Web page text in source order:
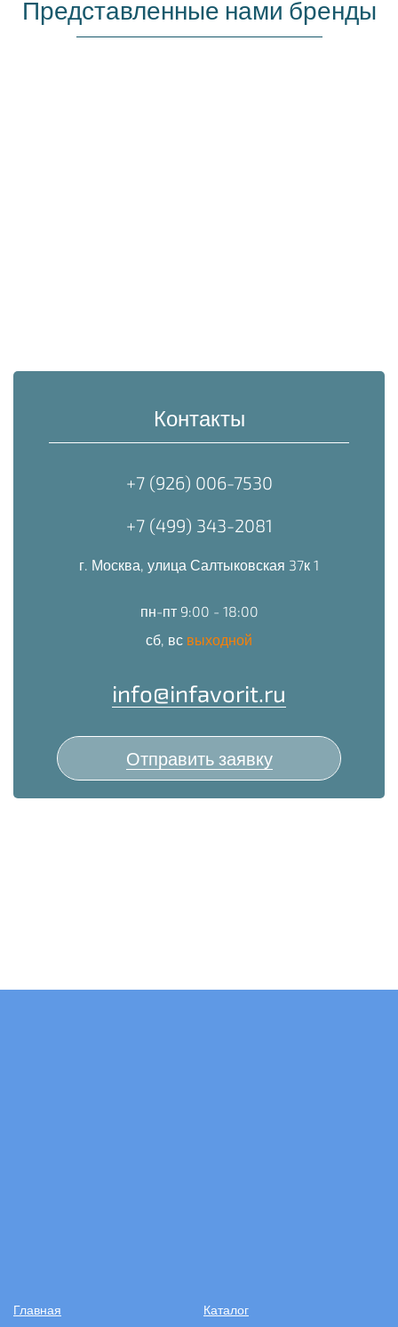
Представленные нами бренды
Контакты
+7 (926) 006-7530
+7 (499) 343-2081
г. Москва, улица Салтыковская 37к 1
пн-пт 9:00 - 18:00
сб, вс выходной
info@infavorit.ru
Отправить заявку
Главная Каталог